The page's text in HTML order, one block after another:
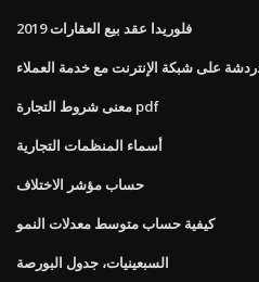
فلوريدا عقد بيع العقارات 2019
على شبكة الإنترنت مع خدمة العملاء
معنى شروط التجارة pdf
أسماء المنظمات التجارية
حساب مؤشر الاختلاف
كيفية حساب متوسط ​​معدلات النمو
السبعينيات، جدول البورصة